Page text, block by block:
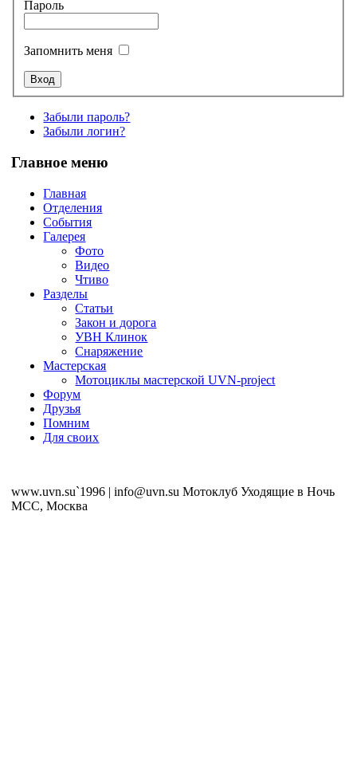
Пароль
Запомнить меня
Забыли пароль?
Забыли логин?
Главное меню
Главная
Отделения
События
Галерея
Фото
Видео
Чтиво
Разделы
Статьи
Закон и дорога
УВН Клинок
Снаряжение
Мастерская
Мотоциклы мастерской UVN-project
Форум
Друзья
Помним
Для своих
www.uvn.su`1996 | info@uvn.su Мотоклуб Уходящие в Ночь
MCC, Москва